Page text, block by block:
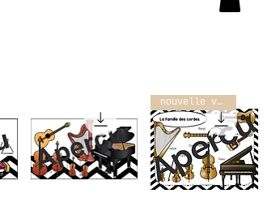
nouvelle version